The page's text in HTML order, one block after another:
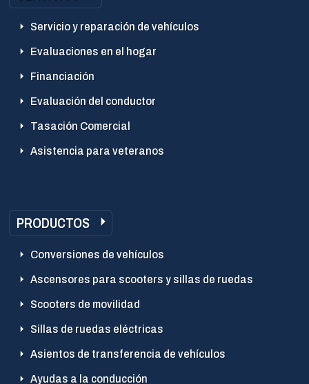
Servicio y reparación de vehículos
Evaluaciones en el hogar
Financiación
Evaluación del conductor
Tasación Comercial
Asistencia para veteranos
PRODUCTOS
Conversiones de vehículos
Ascensores para scooters y sillas de ruedas
Scooters de movilidad
Sillas de ruedas eléctricas
Asientos de transferencia de vehículos
Ayudas a la conducción